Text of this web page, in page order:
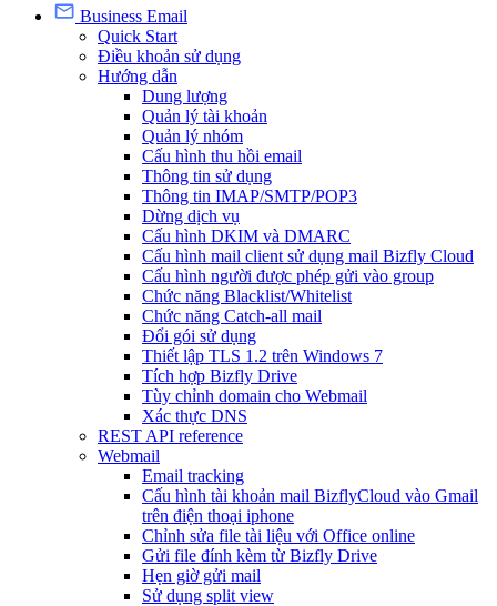
Business Email
Quick Start
Điều khoản sử dụng
Hướng dẫn
Dung lượng
Quản lý tài khoản
Quản lý nhóm
Cấu hình thu hồi email
Thông tin sử dụng
Thông tin IMAP/SMTP/POP3
Dừng dịch vụ
Cấu hình DKIM và DMARC
Cấu hình mail client sử dụng mail Bizfly Cloud
Cấu hình người được phép gửi vào group
Chức năng Blacklist/Whitelist
Chức năng Catch-all mail
Đổi gói sử dụng
Thiết lập TLS 1.2 trên Windows 7
Tích hợp Bizfly Drive
Tùy chỉnh domain cho Webmail
Xác thực DNS
REST API reference
Webmail
Email tracking
Cấu hình tài khoản mail BizflyCloud vào Gmail
trên điện thoại iphone
Chỉnh sửa file tài liệu với Office online
Gửi file đính kèm từ Bizfly Drive
Hẹn giờ gửi mail
Sử dụng split view